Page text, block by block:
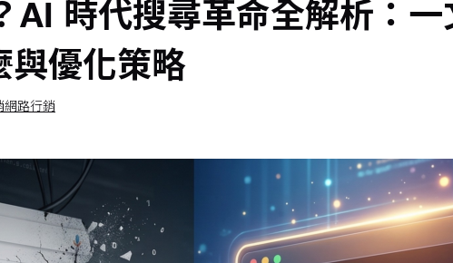
AI 時代搜尋革命全解析：一
與優化策略
網路行銷